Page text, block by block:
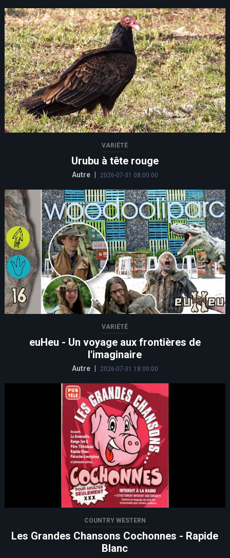
VARIÉTÉ
Urubu à tête rouge
Autre 2026-07-31 08:00:00
VARIÉTÉ
euHeu - Un voyage aux frontières de
l'imaginaire
Autre 2026-07-31 18:00:00
COUNTRY WESTERN
Les Grandes Chansons Cochonnes - Rapide
Blanc